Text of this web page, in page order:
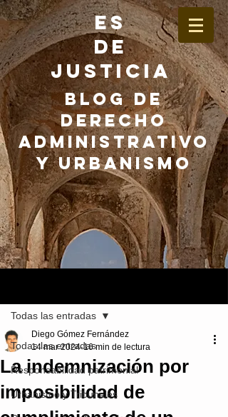
ES
DE
JUSTICIA
BLOG DE
DERECHO
ADMINISTRATIVO
Y URBANISMO
Todas las entradas
Responsabilidad patrimonial
Urbanismo y Tribunales
Todas las entradas
La indemnización por
imposibilidad de
Diego Gómez Fernández
14 mar 2024 16 min de lectura